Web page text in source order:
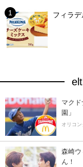
フィラ
マク
園」
オリコ
森崎ウ
ん！